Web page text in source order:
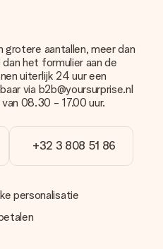
aan: iDeal, Paypal,
Hou bij handmatige
dagen extra levertijd van je
opnemen met onze
bij het vinden van een
aantallen, meer dan
het formulier aan de
uiterlijk 24 uur een
via b2b@yoursurprise.nl
08.30 - 17.00 uur.
+32 3 808 51 86
personalisatie